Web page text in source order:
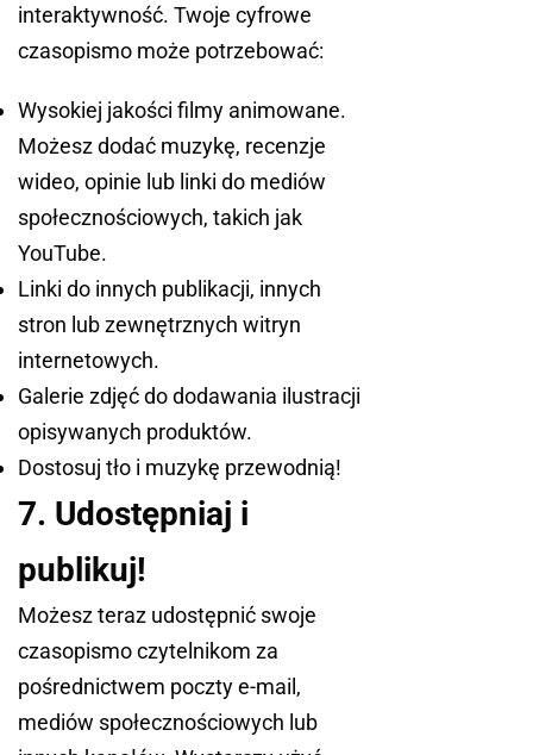
interaktywność. Twoje cyfrowe
czasopismo może potrzebować:
Wysokiej jakości filmy animowane.
Możesz dodać muzykę, recenzje
wideo, opinie lub linki do mediów
społecznościowych, takich jak
YouTube.
Linki do innych publikacji, innych
stron lub zewnętrznych witryn
internetowych.
Galerie zdjęć do dodawania ilustracji
opisywanych produktów.
Dostosuj tło i muzykę przewodnią!
7. Udostępniaj i
publikuj!
Możesz teraz udostępnić swoje
czasopismo czytelnikom za
pośrednictwem poczty e-mail,
mediów społecznościowych lub